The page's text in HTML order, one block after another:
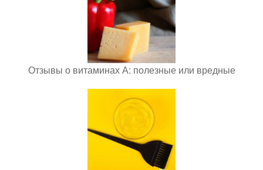
Отзывы о витаминах А: полезные или вредные